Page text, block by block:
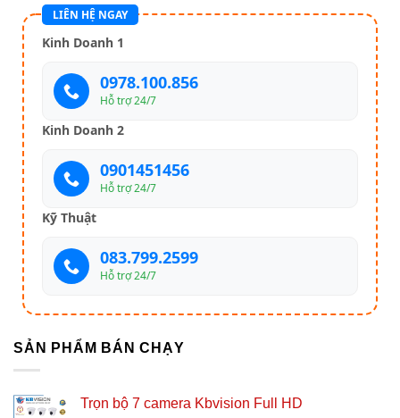
LIÊN HỆ NGAY
Kinh Doanh 1
0978.100.856
Hỗ trợ 24/7
Kinh Doanh 2
0901451456
Hỗ trợ 24/7
Kỹ Thuật
083.799.2599
Hỗ trợ 24/7
SẢN PHẨM BÁN CHẠY
Trọn bộ 7 camera Kbvision Full HD